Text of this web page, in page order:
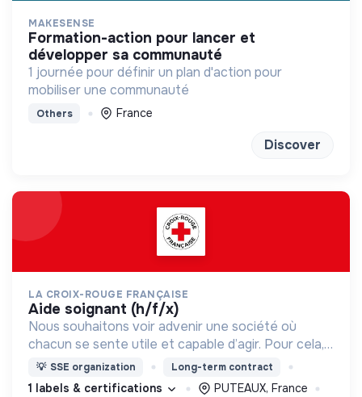
MAKESENSE
formation-action pour lancer et
développer sa communauté
1 journée pour définir un plan d'action pour
mobiliser une communauté
Others France
Discover
LA CROIX-ROUGE FRANÇAISE
aide soignant (h/f/x)
Nous souhaitons voir advenir une société où
chacun se sente utile et capable d’agir. Pour cela,
nous proposons des moyens et des lieux
d’engagement innovants et adaptés à tous.
💡 SSE organization Long-term contract
1 labels & certifications
PUTEAUX, France